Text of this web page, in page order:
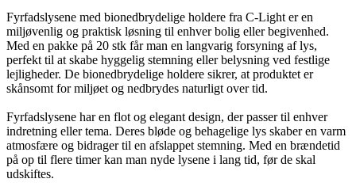
Fyrfadslysene med bionedbrydelige holdere fra C-Light er en
miljøvenlig og praktisk løsning til enhver bolig eller begivenhed.
Med en pakke på 20 stk får man en langvarig forsyning af lys,
perfekt til at skabe hyggelig stemning eller belysning ved festlige
lejligheder. De bionedbrydelige holdere sikrer, at produktet er
skånsomt for miljøet og nedbrydes naturligt over tid.
Fyrfadslysene har en flot og elegant design, der passer til enhver
indretning eller tema. Deres bløde og behagelige lys skaber en varm
atmosfære og bidrager til en afslappet stemning. Med en brændetid
på op til flere timer kan man nyde lysene i lang tid, før de skal
udskiftes.